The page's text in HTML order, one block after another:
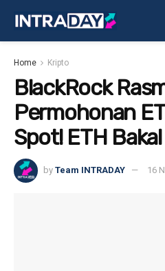
Home Kripto
BlackRock
Permohonan
Spot! ETH
by Team INTRADAY 16